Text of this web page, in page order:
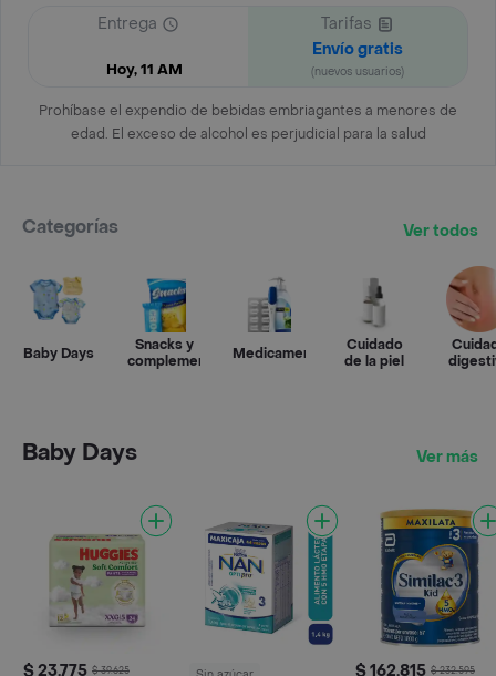
Entrega
Hoy, 11 AM
Tarifas
Envío gratis
(nuevos usuarios)
Prohíbase el expendio de bebidas embriagantes a menores de
edad. El exceso de alcohol es perjudicial para la salud
Categorías Ver todos
Baby Days
Snacks y
complementos
Medicamentos
Cuidado
de la piel
Baby Days Ver más
$ 23.775 $ 39.625 $ 162.815 $ 232.595